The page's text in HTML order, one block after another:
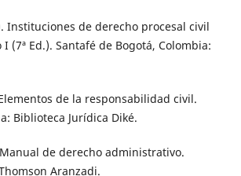
Instituciones de derecho procesal civil
(7ª Ed.). Santafé de Bogotá, Colombia:
de la responsabilidad civil.
Biblioteca Jurídica Diké.
de derecho administrativo.
Aranzadi.